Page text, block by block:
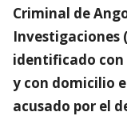
Criminal de
Investigaciones
identificado con
y con domicilio
acusado por el